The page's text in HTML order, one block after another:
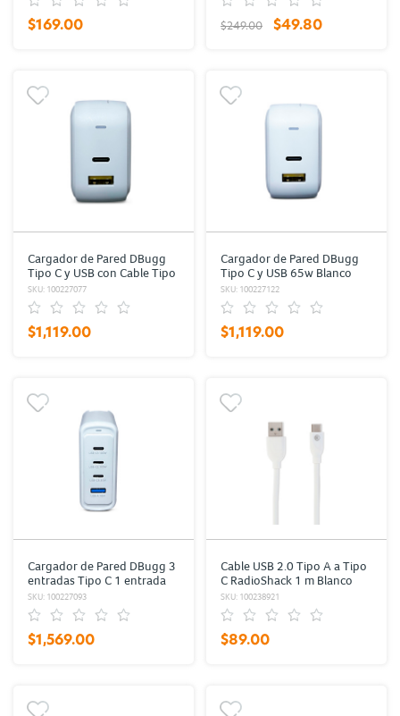
$169.00 $249.00 $49.80
Cargador de Pared DBugg
Tipo C y USB con Cable Tipo
C Blanco
SKU: 100227077
$1,119.00
Cargador de Pared DBugg
Tipo C y USB 65w Blanco
SKU: 100227122
$1,119.00
Cargador de Pared DBugg 3
entradas Tipo C 1 entrada
USB con Cable Tipo C Blanco
SKU: 100227093
$1,569.00
Cable USB 2.0 Tipo A a Tipo
C RadioShack 1 m Blanco
SKU: 100238921
$89.00